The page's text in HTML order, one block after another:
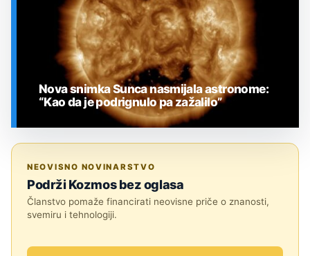
Nova snimka Sunca nasmijala astronome:
“Kao da je podrignulo pa zažalilo”
NEOVISNO NOVINARSTVO
Podrži Kozmos bez oglasa
Članstvo pomaže financirati neovisne priče o znanosti,
svemiru i tehnologiji.